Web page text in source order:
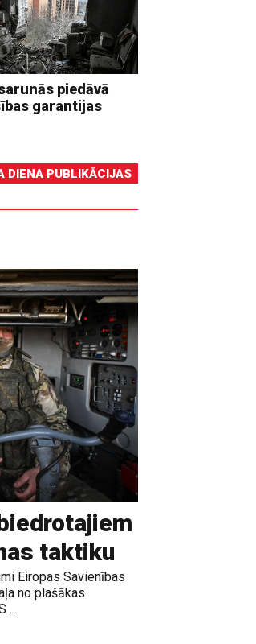
piedāvā
garantijas
DIENA PUBLIKĀCIJAS
taktiku
Eiropas Savienības
no plašākas
...